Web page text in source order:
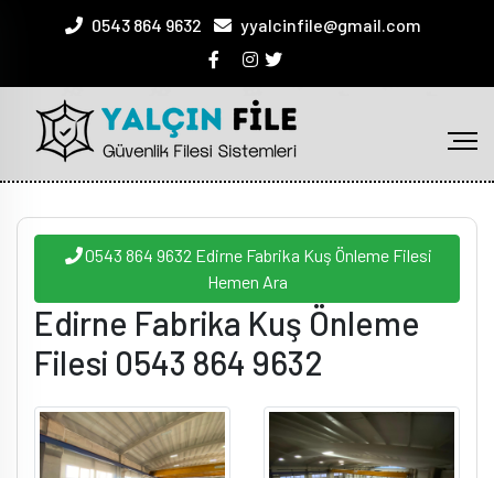
0543 864 9632 yyalcinfile@gmail.com
0543 864 9632 Edirne Fabrika Kuş Önleme Filesi
Hemen Ara
Edirne Fabrika Kuş Önleme
Filesi 0543 864 9632